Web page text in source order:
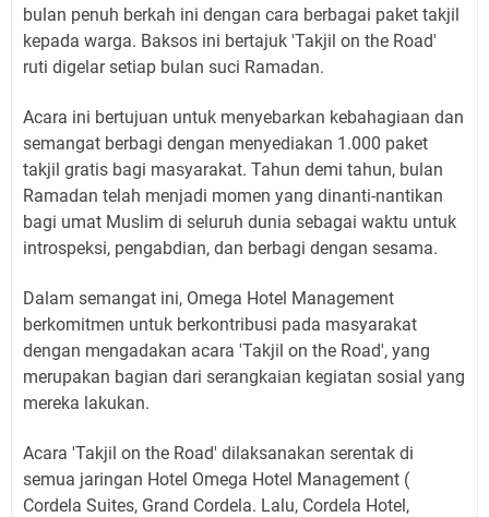
bulan penuh berkah ini dengan cara berbagai paket takjil
kepada warga. Baksos ini bertajuk 'Takjil on the Road'
ruti digelar setiap bulan suci Ramadan.
Acara ini bertujuan untuk menyebarkan kebahagiaan dan
semangat berbagi dengan menyediakan 1.000 paket
takjil gratis bagi masyarakat. Tahun demi tahun, bulan
Ramadan telah menjadi momen yang dinanti-nantikan
bagi umat Muslim di seluruh dunia sebagai waktu untuk
introspeksi, pengabdian, dan berbagi dengan sesama.
Dalam semangat ini, Omega Hotel Management
berkomitmen untuk berkontribusi pada masyarakat
dengan mengadakan acara 'Takjil on the Road', yang
merupakan bagian dari serangkaian kegiatan sosial yang
mereka lakukan.
Acara 'Takjil on the Road' dilaksanakan serentak di
semua jaringan Hotel Omega Hotel Management (
Cordela Suites, Grand Cordela. Lalu, Cordela Hotel,